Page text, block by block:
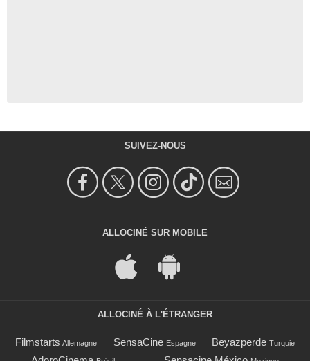
SUIVEZ-NOUS
ALLOCINÉ SUR MOBILE
ALLOCINÉ À L'ÉTRANGER
Filmstarts Allemagne SensaCine Espagne Beyazperde Turquie